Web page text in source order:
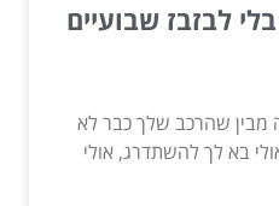
לבזבז שבועיים
מבין שהרכב שלך כבר לא
בא לך להשתדרג, אולי